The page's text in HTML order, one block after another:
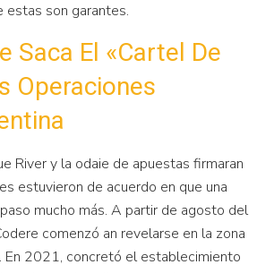
estas son garantes.
Saca El «cartel De
Operaciones
River y la odaie de apuestas firmaran
estuvieron de acuerdo en que una
mucho más. A partir de agosto del
comenzó an revelarse en la zona
En 2021, concretó el establecimiento